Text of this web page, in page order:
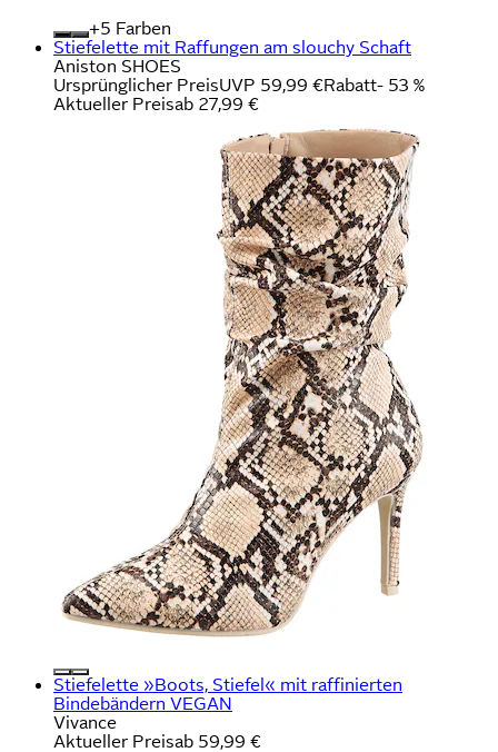
+
Farben
Stiefelette mit Raffungen am slouchy Schaft
Aniston SHOES
Ursprünglicher PreisUVP 59,99 €Rabatt- 53 %
Aktueller Preisab 27,99 €
Stiefelette »Boots, Stiefel« mit raffinierten
Bindebändern VEGAN
Vivance
Aktueller Preisab 59,99 €